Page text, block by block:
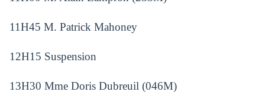
11H45 M. Patrick Mahoney
12H15 Suspension
13H30 Mme Doris Dubreuil (046M)